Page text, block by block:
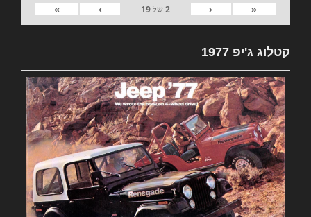
«
‹
2של19
›
»
קטלוג ג'יפ 1977